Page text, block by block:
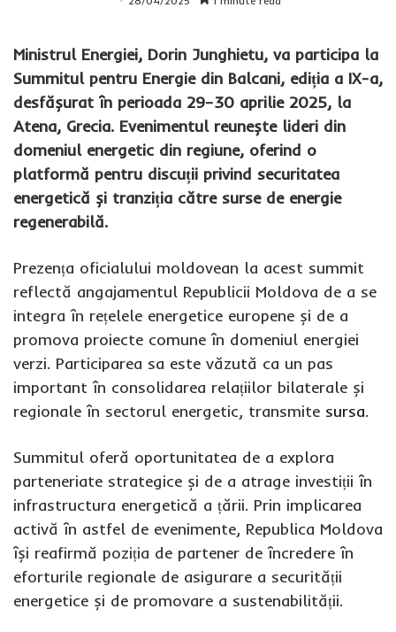
Ministrul Energiei, Dorin Junghietu, va participa la
Summitul pentru Energie din Balcani, ediția a IX-a,
desfășurat în perioada 29–30 aprilie 2025, la
Atena, Grecia. Evenimentul reunește lideri din
domeniul energetic din regiune, oferind o
platformă pentru discuții privind securitatea
energetică și tranziția către surse de energie
regenerabilă.​
Prezența oficialului moldovean la acest summit
reflectă angajamentul Republicii Moldova de a se
integra în rețelele energetice europene și de a
promova proiecte comune în domeniul energiei
verzi. Participarea sa este văzută ca un pas
important în consolidarea relațiilor bilaterale și
regionale în sectorul energetic, transmite sursa.
Summitul oferă oportunitatea de a explora
parteneriate strategice și de a atrage investiții în
infrastructura energetică a țării. Prin implicarea
activă în astfel de evenimente, Republica Moldova
își reafirmă poziția de partener de încredere în
eforturile regionale de asigurare a securității
energetice și de promovare a sustenabilității.